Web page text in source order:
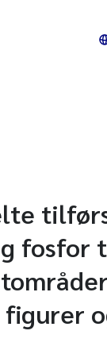
fosfor